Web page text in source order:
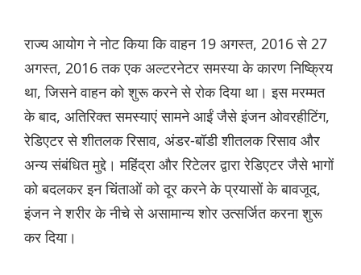
राज्य आयोग ने नोट किया कि वाहन 19 अगस्त, 2016 से 27
अगस्त, 2016 तक एक अल्टरनेटर समस्या के कारण निष्क्रिय
था, जिसने वाहन को शुरू करने से रोक दिया था। इस मरम्मत
के बाद, अतिरिक्त समस्याएं सामने आईं जैसे इंजन ओवरहीटिंग,
रेडिएटर से शीतलक रिसाव, अंडर-बॉडी शीतलक रिसाव और
अन्य संबंधित मुद्दे। महिंद्रा और रिटेलर द्वारा रेडिएटर जैसे भागों
को बदलकर इन चिंताओं को दूर करने के प्रयासों के बावजूद,
इंजन ने शरीर के नीचे से असामान्य शोर उत्सर्जित करना शुरू
कर दिया।